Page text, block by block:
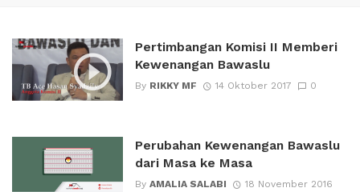
Pertimbangan Komisi II Memberi
Kewenangan Bawaslu
By RIKKY MF 14 Oktober 2017 0
Perubahan Kewenangan Bawaslu
dari Masa ke Masa
By AMALIA SALABI
18 November 2016